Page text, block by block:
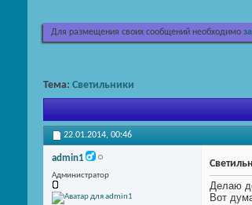
Для размещения своих сообщений необходимо
Тема: Светильники
22.01.2014, 00:46
admin1
Администратор
Делаю
Вот